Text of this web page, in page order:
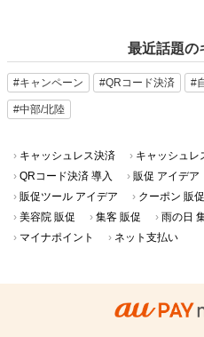
最近話題の
#キャンペーン #QRコード決済 #
#中部/北陸
キャッシュレス決済 キャッシュレ
QRコード決済 導入
販促 アイデア
販促ツール アイデア
クーポン 販促
美容院 販促
集客 販促 雨の日
マイナポイント
ネット支払い